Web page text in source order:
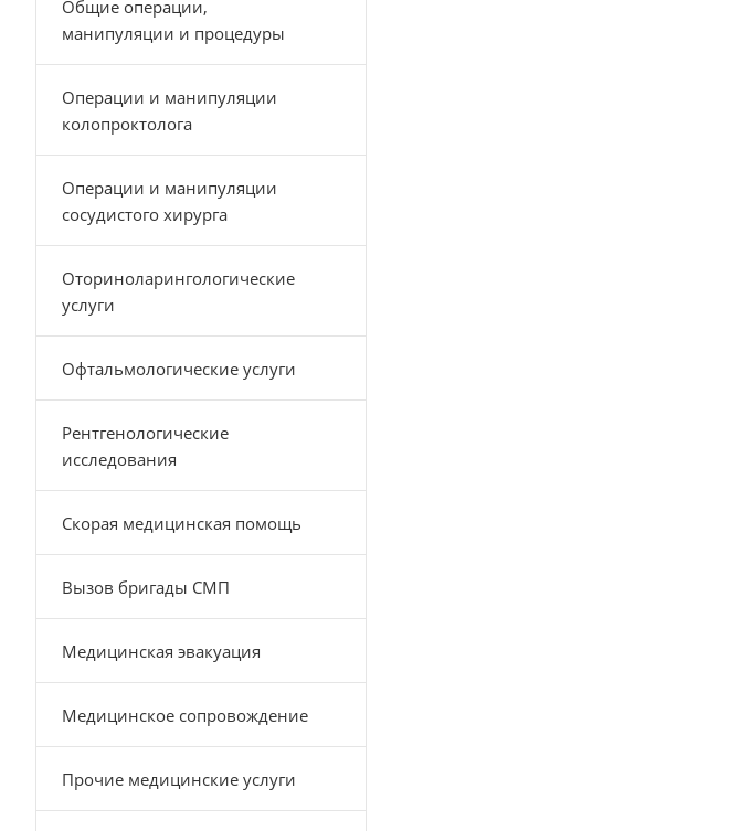
Общие операции,
манипуляции и процедуры
Операции и манипуляции
колопроктолога
Операции и манипуляции
сосудистого хирурга
Оториноларингологические
услуги
Офтальмологические услуги
Рентгенологические
исследования
Скорая медицинская помощь
Вызов бригады СМП
Медицинская эвакуация
Медицинское сопровождение
Прочие медицинские услуги